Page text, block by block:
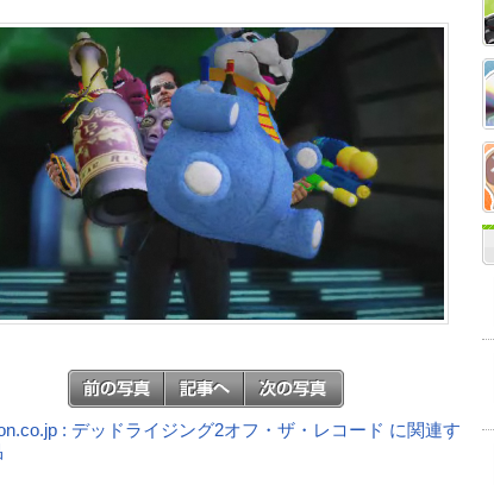
: デッドライジング2オフ・ザ・レコード に関連す